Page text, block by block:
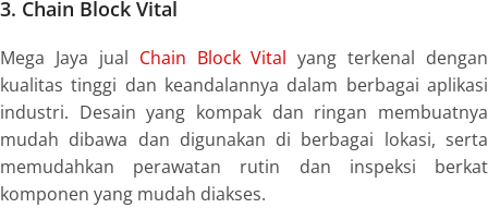
3. Chain Block Vital
Mega Jaya jual Chain Block Vital yang terkenal dengan
kualitas tinggi dan keandalannya dalam berbagai aplikasi
industri. Desain yang kompak dan ringan membuatnya
mudah dibawa dan digunakan di berbagai lokasi, serta
memudahkan perawatan rutin dan inspeksi berkat
komponen yang mudah diakses.